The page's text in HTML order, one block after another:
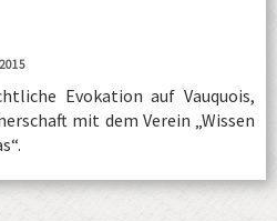
Evokation auf Vauquois,
mit dem Verein „Wissen